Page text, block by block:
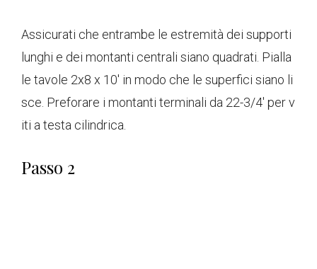
Assicurati che entrambe le estremità dei supporti
lunghi e dei montanti centrali siano quadrati. Pialla
le tavole 2x8 x 10' in modo che le superfici siano li
sce. Preforare i montanti terminali da 22-3/4' per v
iti a testa cilindrica.
Passo 2